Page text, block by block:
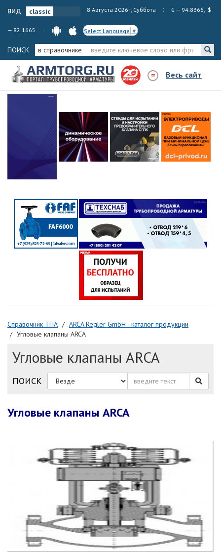
вид 8 Августа 2026г, Суббота € — 94.8366, $
— 82.1665 Select Language ▼
ПОИСК в справочнике
Весь сайт
Справочник ТПА
ARCA Regler GmbH - каталог продукции
Угловые клапаны ARCA
Угловые клапаны ARCA
ПОИСК
Угловые клапаны ARCA